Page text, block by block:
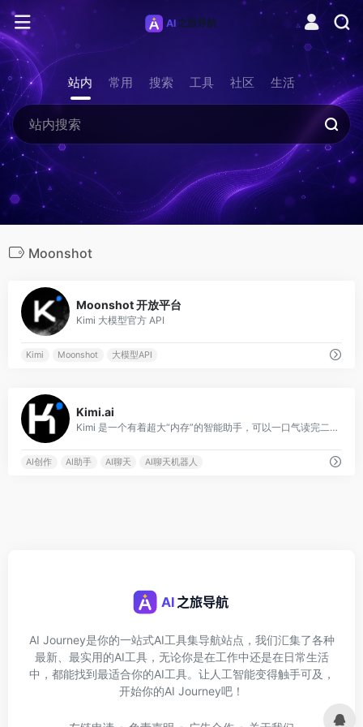
站内 常用 搜索 工具 社区 生活
Moonshot
Moonshot 开放平台
Kimi 大模型官方 API
Kimi Moonshot 大模型API
Kimi.ai
Kimi 是一个有着超大“内存”的智能助手，可以一口气读完二十万字的小说，还会上网冲浪，快来跟他聊聊吧
AI创作 AI助手 AI聊天 AI聊天机器人
AI Journey是你的一站式AI工具集导航站点，我们汇集了各种
最新、最实用的AI工具，无论你是在工作中还是在日常生活
中，都能找到最适合你的AI工具。让人工智能变得触手可及，
开始你的AI Journey吧！